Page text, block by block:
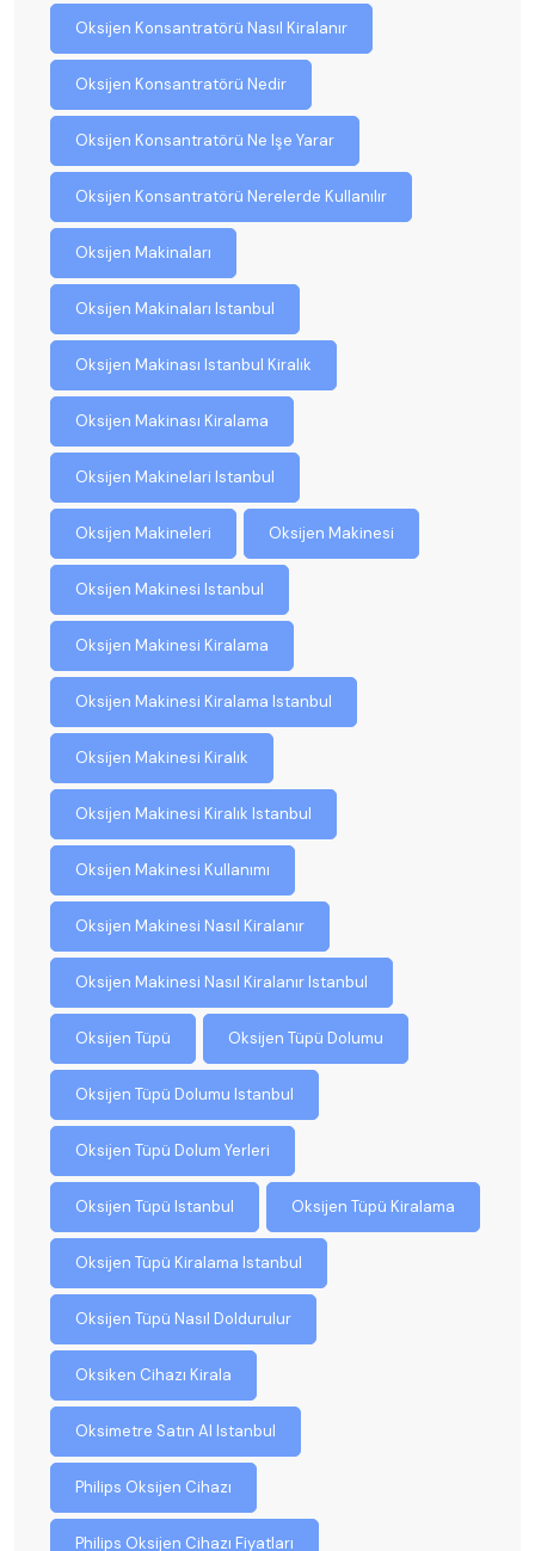
Oksijen Konsantratörü Nasıl Kiralanır
Oksijen Konsantratörü Nedir
Oksijen Konsantratörü Ne Işe Yarar
Oksijen Konsantratörü Nerelerde Kullanılır
Oksijen Makinaları
Oksijen Makinaları Istanbul
Oksijen Makinası Istanbul Kiralık
Oksijen Makinası Kiralama
Oksijen Makinelari Istanbul
Oksijen Makineleri Oksijen Makinesi
Oksijen Makinesi Istanbul
Oksijen Makinesi Kiralama
Oksijen Makinesi Kiralama Istanbul
Oksijen Makinesi Kiralık
Oksijen Makinesi Kiralık Istanbul
Oksijen Makinesi Kullanımı
Oksijen Makinesi Nasıl Kiralanır
Oksijen Makinesi Nasıl Kiralanır Istanbul
Oksijen Tüpü Oksijen Tüpü Dolumu
Oksijen Tüpü Dolumu Istanbul
Oksijen Tüpü Dolum Yerleri
Oksijen Tüpü Istanbul Oksijen Tüpü Kiralama
Oksijen Tüpü Kiralama Istanbul
Oksijen Tüpü Nasıl Doldurulur
Oksiken Cihazı Kirala
Oksimetre Satın Al Istanbul
Philips Oksijen Cihazı
Philips Oksijen Cihazı Fiyatları